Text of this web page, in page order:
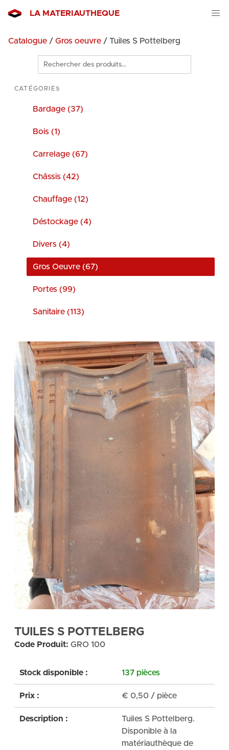
LA MATERIAUTHEQUE
Catalogue / Gros oeuvre / Tuiles S Pottelberg
Rechercher
des
produits
CATÉGORIES
Bardage (37)
Bois (1)
Carrelage (67)
Châssis (42)
Chauffage (12)
Déstockage (4)
Divers (4)
Gros Oeuvre (67)
Portes (99)
Sanitaire (113)
TUILES S POTTELBERG
Code Produit: GRO 100
Stock disponible : 137 pièces
Prix : € 0,50 / pièce
Description :
Tuiles S Pottelberg.
Disponible à la
matériauthèque de